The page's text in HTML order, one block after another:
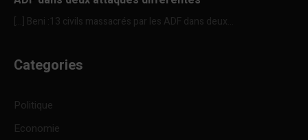
[…] Beni :13 civils massacrés par les ADF dans deux...
Categories
Politique
Economie